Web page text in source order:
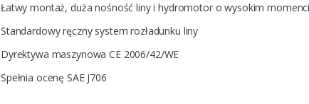
Łatwy montaż, duża nośność liny i hydromotor o wysokim
Standardowy ręczny system rozładunku liny
Dyrektywa maszynowa CE 2006/42/WE
Spełnia ocenę SAE J706